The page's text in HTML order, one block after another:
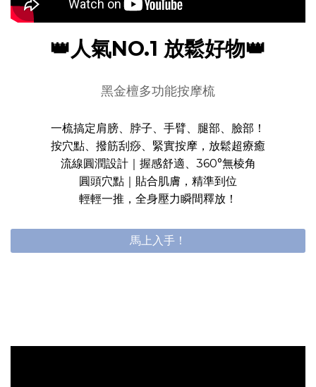
👑人氣NO.1 放鬆好物👑
黑金檀多功能按摩梳
一梳搞定肩膀、脖子、手臂、腿部、臉部！
按穴點、撥筋刮痧、緊實按摩，放鬆超療癒
流線圓潤設計｜握感舒適、360°無棱角
圓頭穴點｜貼合肌膚，精準到位
輕輕一推，全身壓力瞬間釋放！
馬上入手！